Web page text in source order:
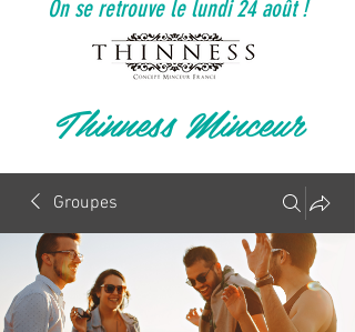
On se retrouve le lundi 24 août !
Thinness Minceur
Groupes